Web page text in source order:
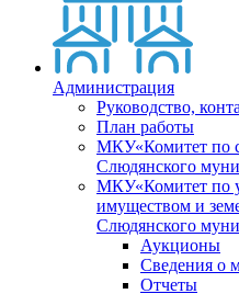
Администрация
Руководство,
План работы
МКУ«Комитет по
Слюдянского
МКУ«Комитет по
имуществом и
Слюдянского
Аукционы
Сведения о
Отчеты